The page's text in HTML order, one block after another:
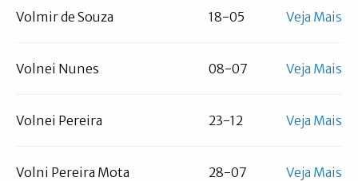
Volmir de Souza 18-05 Veja Mais
Volnei Nunes 08-07 Veja Mais
Volnei Pereira 23-12 Veja Mais
Volni Pereira Mota 28-07 Veja Mais